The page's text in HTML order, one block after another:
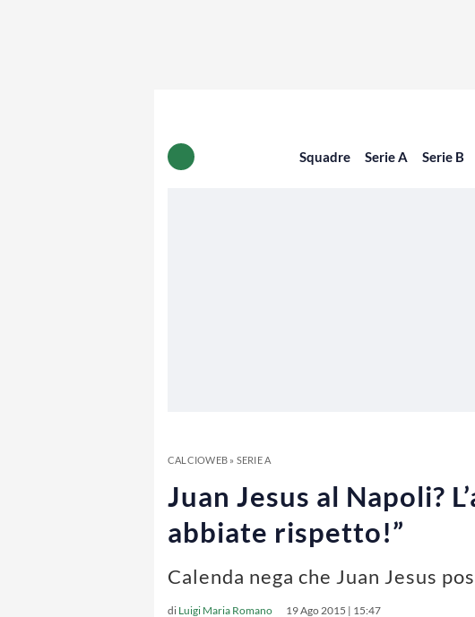
Squadre Serie A Serie B
CALCIOWEB» SERIE A
Juan Jesus al Napoli?
abbiate rispetto!”
Calenda nega che Juan Jesus
di Luigi Maria Romano 19 Ago 2015 | 15:47